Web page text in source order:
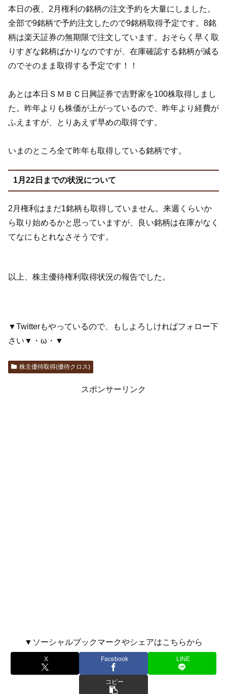
本日の夜、2月権利の銘柄の注文予約を大量にしました。
全部で9銘柄で予約注文したので9銘柄取得予定です。8銘
柄は楽天証券の無期限で注文しています。おそらく早く取
りすぎな銘柄ばかりなのですが、在庫確認する銘柄が減る
のでそのまま取得する予定です！！
あとは本日ＳＭＢＣ日興証券で吉野家を100株取得しまし
た。昨年よりも株価が上がっているので、昨年より経費が
ふえますが、とりあえず早めの取得です。
いまのところ全て昨年も取得している銘柄です。
1月22日までの状況について
2月権利はまだ1銘柄も取得していません。来週くらいか
ら取り始めるかと思っていますが、良い銘柄は在庫がなく
てなにもとれなさそうです。
以上、株主優待権利取得状況の報告でした。
▼Twitterもやっているので、もしよろしければフォロー下
さい▼・ω・▼
株主優待取得(優待クロス)
スポンサーリンク
▼ソーシャルブックマークやシェアはこちらから
X Facebook LINE
コピー